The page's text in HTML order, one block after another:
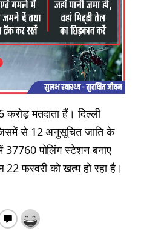
करोड़ मतदाता हैं। दिल्ली
से 12 अनुसूचित जाति के
37760 पोलिंग स्टेशन बनाए
22 फरवरी को खत्म हो रहा है।